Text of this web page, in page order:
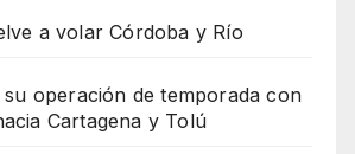
a volar Córdoba y Río
operación de temporada con
Cartagena y Tolú